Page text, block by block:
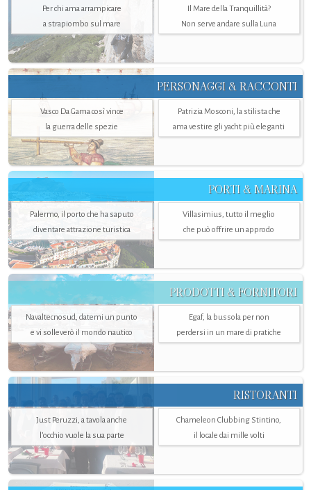
Per chi ama arrampicare
a strapiombo sul mare
Il Mare della Tranquillità?
Non serve andare sulla Luna
PERSONAGGI & RACCONTI
Vasco Da Gama così vince
la guerra delle spezie
Patrizia Mosconi, la stilista che
ama vestire gli yacht più eleganti
PORTI & MARINA
Palermo, il porto che ha saputo
diventare attrazione turistica
Villasimius, tutto il meglio
che può offrire un approdo
PRODOTTI & FORNITORI
Navaltecnosud, datemi un punto
e vi solleverò il mondo nautico
Egaf, la bussola per non
perdersi in un mare di pratiche
RISTORANTI
Just Peruzzi, a tavola anche
l’occhio vuole la sua parte
Chameleon Clubbing Stintino,
il locale dai mille volti